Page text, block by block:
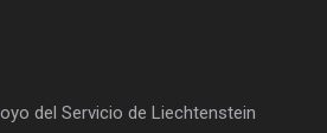
del Servicio de Liechtenstein